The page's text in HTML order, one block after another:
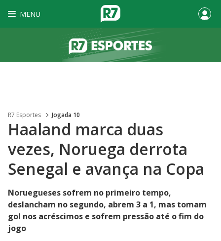
MENU
R7 Esportes Jogada 10
Haaland marca duas
vezes, Noruega derrota
Senegal e avança na Copa
Noruegueses sofrem no primeiro tempo,
deslancham no segundo, abrem 3 a 1, mas tomam
gol nos acréscimos e sofrem pressão até o fim do
jogo